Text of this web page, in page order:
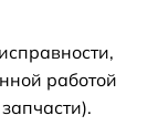
работой